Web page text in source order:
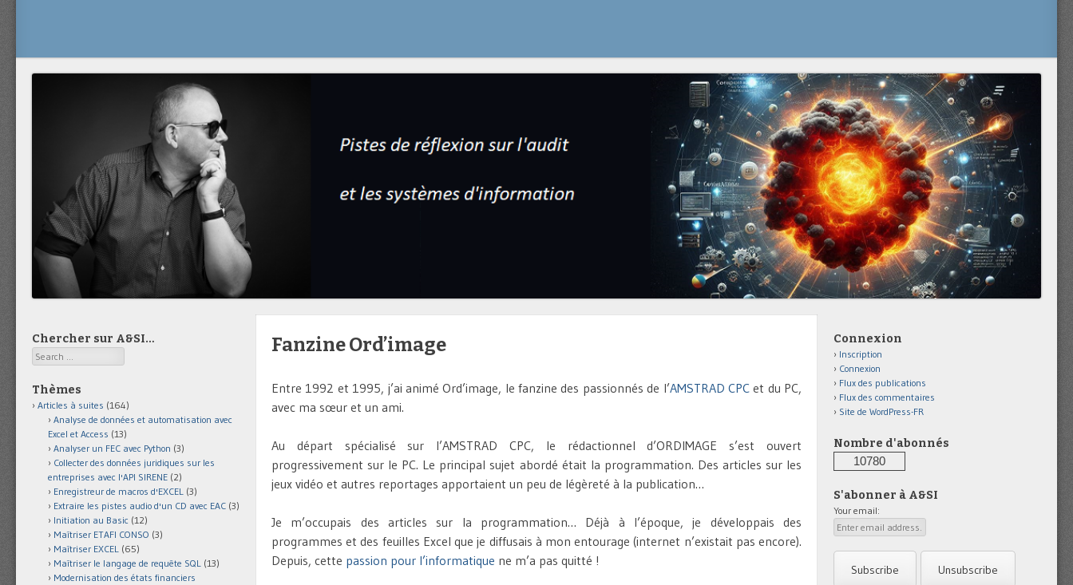
Fanzine Ord’image
Entre 1992 et 1995, j’ai animé Ord’image, le fanzine des passionnés de l’AMSTRAD CPCet du PC,
avec ma sœur et un ami.
Au départ spécialisé sur l’AMSTRAD CPC, le rédactionnel d’ORDIMAGE s’est ouvert
progressivement sur le PC. Le principal sujet abordé était la programmation. Des articles sur les
jeux vidéo et autres reportages apportaient un peu de légèreté à la publication…
Je m’occupais des articles sur la programmation… Déjà à l’époque, je développais des
programmes et des feuilles Excel que je diffusais à mon entourage (internet n’existait pas encore).
Depuis, cette passion pour l’informatique ne m’a pas quitté !
Chercher sur A&SI…
Search
Thèmes
Articles à suites (164)
Analyse de données et automatisation avec
Excel et Access (13)
Analyser un FEC avec Python (3)
Collecter des données juridiques sur les
entreprises avec l'API SIRENE (2)
Enregistreur de macros d'EXCEL (3)
Extraire les pistes audio d'un CD avec EAC (3)
Initiation au Basic (12)
Maîtriser ETAFI CONSO (3)
Maîtriser EXCEL (65)
Maîtriser le langage de requête SQL (13)
Modernisation des états financiers
Connexion
Inscription
Connexion
Flux des publications
Flux des commentaires
Site de WordPress-FR
Nombre d'abonnés
10780
S'abonner à A&SI
Your email: